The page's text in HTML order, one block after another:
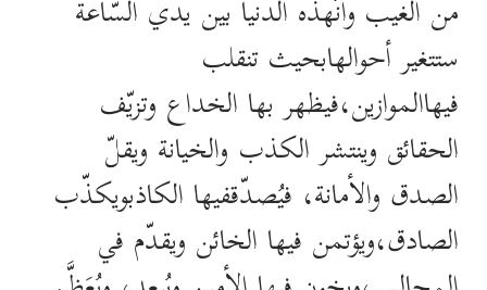
من الغيب وأنّهذه الدّنيا بين يدي السّاعة
ستتغير أحوالهابحيث تنقلب
فيهاالموازين،فيظهر بها الخداع وتزيّف
الحقائق وينتشر الكذب والخيانة ويقلّ
الصدق والأمانة، فيُصدّقفيها الكاذبويكذّب
الصادق،ويؤتمن فيها الخائن ويقدّم في